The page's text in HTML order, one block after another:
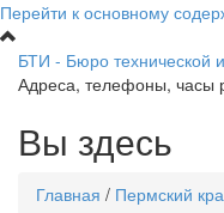
Перейти к основному
БТИ - Бюро технической
Адреса, телефоны, часы
Вы здесь
Главная / Пермский